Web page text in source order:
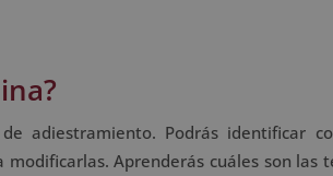
adiestramiento. Podrás identificar
Aprenderás cuáles son las